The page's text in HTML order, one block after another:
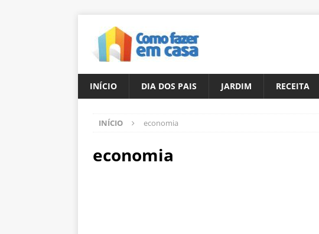
INÍCIO DIA DOS PAIS JARDIM RECEITA
INÍCIO economia
economia